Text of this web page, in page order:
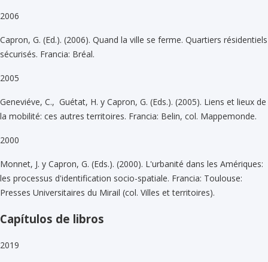
2006
Capron, G. (Ed.). (2006). Quand la ville se ferme. Quartiers résidentiels
sécurisés. Francia: Bréal.
2005
Geneviéve, C., Guétat, H. y Capron, G. (Eds.). (2005). Liens et lieux de
la mobilité: ces autres territoires. Francia: Belin, col. Mappemonde.
2000
Monnet, J. y Capron, G. (Eds.). (2000). L'urbanité dans les Amériques:
les processus d'identification socio-spatiale. Francia: Toulouse:
Presses Universitaires du Mirail (col. Villes et territoires).
Capítulos de libros
2019